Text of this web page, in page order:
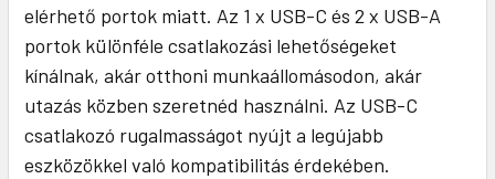
elérhető portok miatt. Az 1 x USB-C és 2 x USB-A
portok különféle csatlakozási lehetőségeket
kínálnak, akár otthoni munkaállomásodon, akár
utazás közben szeretnéd használni. Az USB-C
csatlakozó rugalmasságot nyújt a legújabb
eszközökkel való kompatibilitás érdekében.